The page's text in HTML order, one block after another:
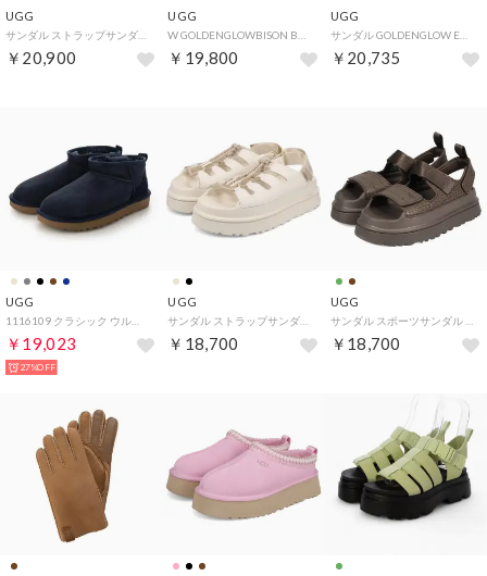
UGG
サンダル ストラップサンダル ゴールデンスター レディース ブラック ブラウン ベージュ 黒 1136783
￥20,900
UGG
W GOLDENGLOWBISON BROWN （BISON BROWN）
￥19,800
UGG
サンダル GOLDENGLOW EMBOSSED 1175311 （DNSS/ダークブラウン）
￥20,735
UGG
￥19,023
27%OFF
UGG
￥18,700
UGG
￥18,700